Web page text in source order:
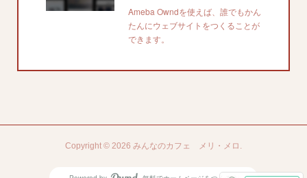
Ameba Owndを使えば、誰でもかん
たんにウェブサイトをつくることが
できます。
Copyright © 2026 みんなのカフェ メリ・メロ .